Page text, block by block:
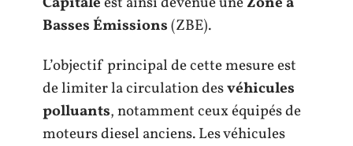
Basses Émissions(ZBE).
L’objectif principal de cette mesure est
de limiter la circulation desvéhicules
polluants, notamment ceux équipés de
moteurs diesel anciens. Les véhicules